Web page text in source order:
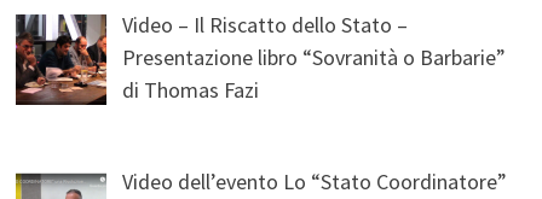
Video – Il Riscatto dello Stato –
Presentazione libro “Sovranità o Barbarie”
di Thomas Fazi
Video dell’evento Lo “Stato Coordinatore”